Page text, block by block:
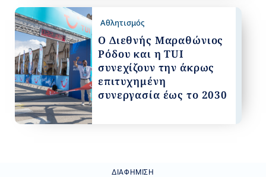
Αθλητισμός
Ο Διεθνής Μαραθώνιος
Ρόδου και η TUI
συνεχίζουν την άκρως
επιτυχημένη
συνεργασία έως το 2030
ΔΙΑΦΉΜΙΣΗ